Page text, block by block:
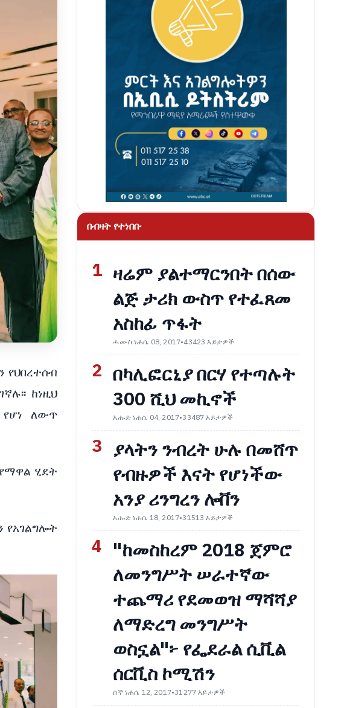
ከነዚህ
የሆነ ለውጥ
ሂደት
በብዛት የተነበቡ
1 ዛሬም ያልተማርንበት በሰው
ልጅ ታሪክ ውስጥ የተፈጸመ
አስከፊ ጥፋት
ሓሙስ ነሐሴ 08, 2017•43423 እይታዎች
2 በካሊፎርኒያ በርሃ የተጣሉት
300 ሺህ መኪኖች
እሑድ ነሐሴ 04, 2017•33487 እይታዎች
3 ያላትን ንብረት ሁሉ በመሸጥ
የብዙዎች እናት የሆነችው
አንያ ሪንግረን ሎቨን
እሑድ ነሐሴ 18, 2017•31513 እይታዎች
4 "ከመስከረም 2018 ጀምሮ
ለመንግሥት ሠራተኛው
ተጨማሪ የደመወዝ ማሻሻያ
ለማድረግ መንግሥት
ወስኗል"፦ የፌደራል ሲቪል
ሰርቪስ ኮሚሽን
ሰኞ ነሐሴ 12, 2017•31277 እይታዎች